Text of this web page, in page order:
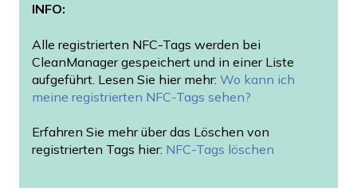
INFO:
Alle registrierten NFC-Tags werden bei
CleanManager gespeichert und in einer Liste
aufgeführt. Lesen Sie hier mehr: Wo kann ich
meine registrierten NFC-Tags sehen?
Erfahren Sie mehr über das Löschen von
registrierten Tags hier: NFC-Tags löschen